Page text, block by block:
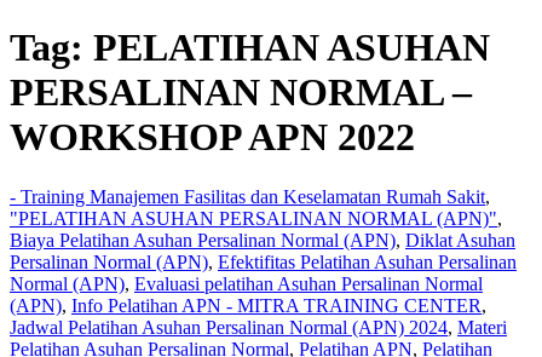
Tag: PELATIHAN ASUHAN
PERSALINAN NORMAL –
WORKSHOP APN 2022
- Training Manajemen Fasilitas dan Keselamatan Rumah Sakit,
"PELATIHAN ASUHAN PERSALINAN NORMAL (APN)",
Biaya Pelatihan Asuhan Persalinan Normal (APN), Diklat Asuhan
Persalinan Normal (APN), Efektifitas Pelatihan Asuhan Persalinan
Normal (APN), Evaluasi pelatihan Asuhan Persalinan Normal
(APN), Info Pelatihan APN - MITRA TRAINING CENTER,
Jadwal Pelatihan Asuhan Persalinan Normal (APN) 2024, Materi
Pelatihan Asuhan Persalinan Normal, Pelatihan APN, Pelatihan